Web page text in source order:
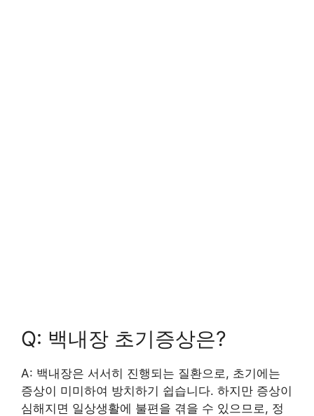
Q: 백내장 초기증상은?
A: 백내장은 서서히 진행되는 질환으로, 초기에는
증상이 미미하여 방치하기 쉽습니다. 하지만 증상이
심해지면 일상생활에 불편을 겪을 수 있으므로, 정